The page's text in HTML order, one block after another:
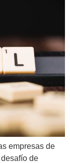
empresas de
de